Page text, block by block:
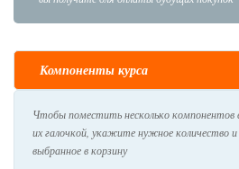
Компоненты курса
Чтобы поместить несколько компонентов
их галочкой, укажите нужное количество
выбранное в корзину